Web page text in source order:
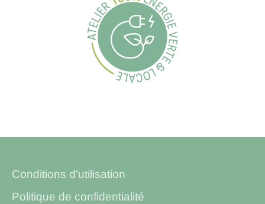
Conditions d'utilisation
Politique de confidentialité